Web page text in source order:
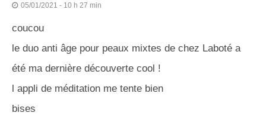
05/01/2021 - 10 h 27 min
coucou
le duo anti âge pour peaux mixtes de chez Laboté a
été ma dernière découverte cool !
l appli de méditation me tente bien
bises